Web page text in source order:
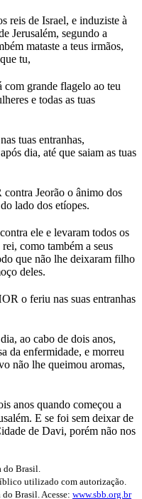
reis de Israel, e induziste à
Jerusalém, segundo a
mataste a teus irmãos,
tu,
grande flagelo ao teu
e todas as tuas
tuas entranhas,
dia, até que saiam as tuas
Jeorão o ânimo dos
lado dos etíopes.
ele e levaram todos os
como também a seus
que não lhe deixaram filho
deles.
o feriu nas suas entranhas
ao cabo de dois anos,
da enfermidade, e morreu
não lhe queimou aromas,
anos quando começou a
E se foi sem deixar de
de Davi, porém não nos
Brasil.
utilizado com autorização.
Brasil. Acesse: www.sbb.org.br